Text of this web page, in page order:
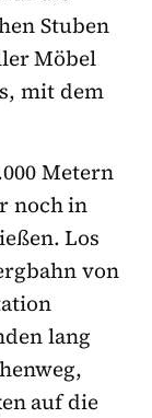
Stuben
Möbel
mit dem
Metern
noch in
Los
von
lang
auf die